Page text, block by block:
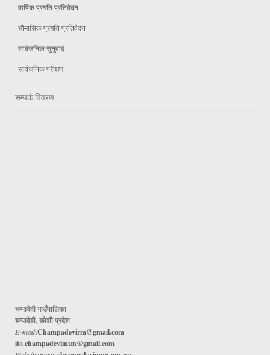
वार्षिक प्रगति प्रतिवेदन
चौमासिक प्रगति प्रतिवेदन
सार्वजनिक सुनुवाई
सार्वजनिक परीक्षण
सम्पर्क विवरण
चम्पादेवी गाउँपालिका
चम्पादेवी, कोशी प्रदेश
E-mail:Champadevirm@gmail.com
ito.champadevimun@gmail.com